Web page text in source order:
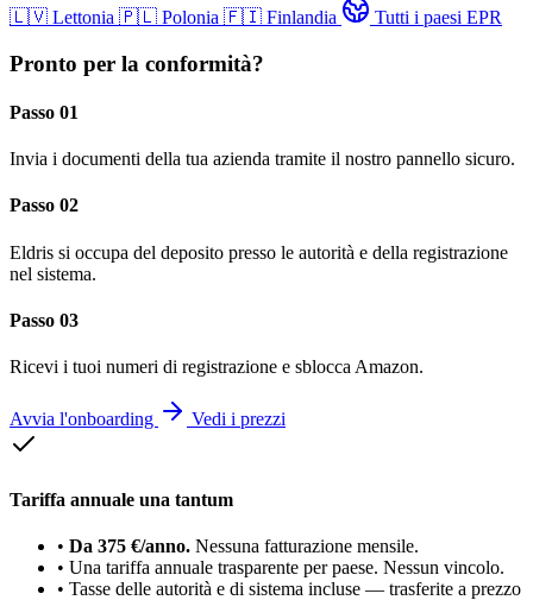
🇱🇻 Lettonia 🇵🇱 Polonia 🇫🇮 Finlandia Tutti i paesi EPR
Pronto per la conformità?
Passo 01
Invia i documenti della tua azienda tramite il nostro pannello sicuro.
Passo 02
Eldris si occupa del deposito presso le autorità e della registrazione
nel sistema.
Passo 03
Ricevi i tuoi numeri di registrazione e sblocca Amazon.
Avvia l'onboarding Vedi i prezzi
Tariffa annuale una tantum
• Da 375 €/anno. Nessuna fatturazione mensile.
• Una tariffa annuale trasparente per paese. Nessun vincolo.
• Tasse delle autorità e di sistema incluse — trasferite a prezzo